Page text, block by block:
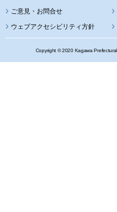
ウェブアクセシビリティ方針
Copyright © 2020 Kagawa